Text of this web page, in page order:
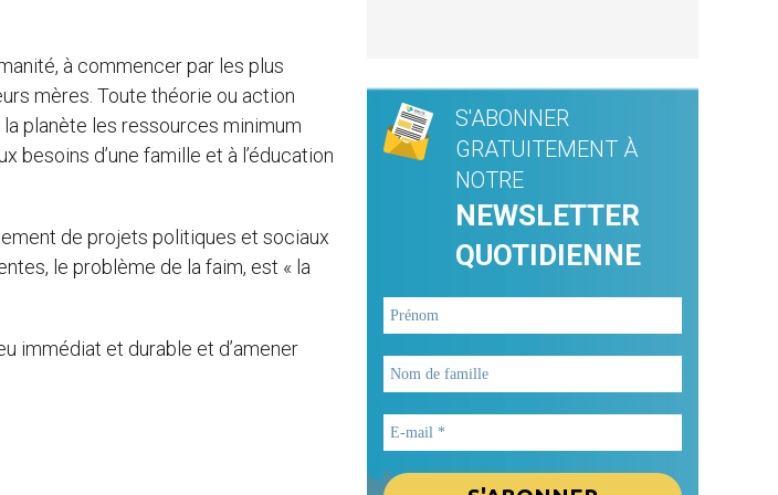
à commencer par les plus
mères. Toute théorie ou action
planète les ressources minimum
besoins d’une famille et à l’éducation
de projets politiques et sociaux
le problème de la faim, est « la
immédiat et durable et d’amener
S'ABONNER
GRATUITEMENT À
NOTRE
NEWSLETTER
QUOTIDIENNE